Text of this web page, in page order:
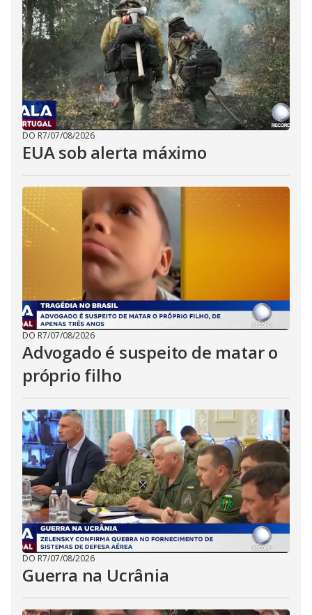
DO R7/07/08/2026
EUA sob alerta máximo
DO R7/07/08/2026
Advogado é suspeito de matar o
próprio filho
DO R7/07/08/2026
Guerra na Ucrânia